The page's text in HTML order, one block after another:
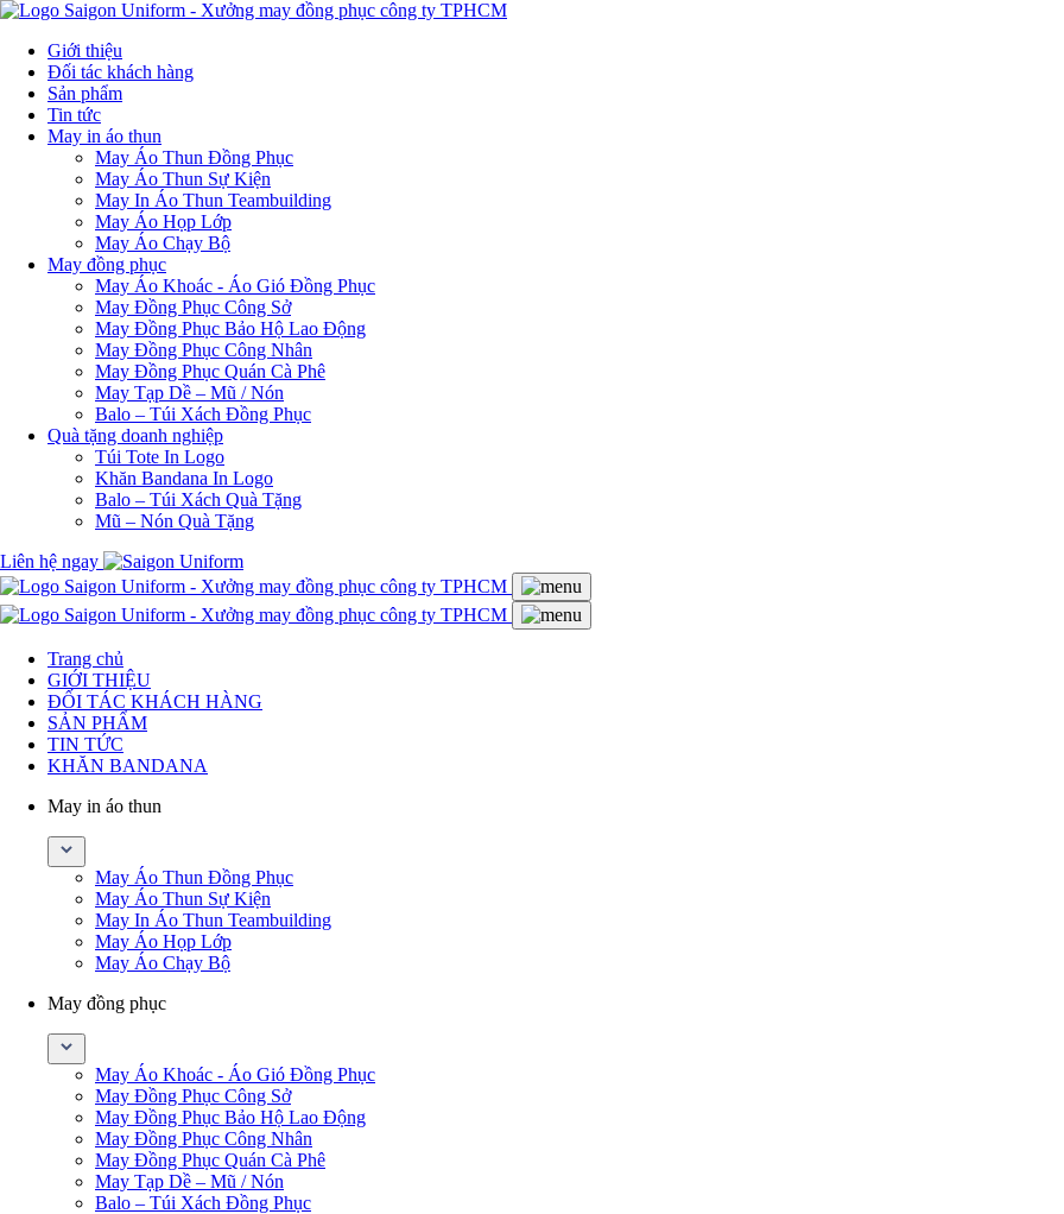
Giới thiệu
Đối tác khách hàng
Sản phẩm
Tin tức
May in áo thun
May Áo Thun Đồng Phục
May Áo Thun Sự Kiện
May In Áo Thun Teambuilding
May Áo Họp Lớp
May Áo Chạy Bộ
May đồng phục
May Áo Khoác - Áo Gió Đồng Phục
May Đồng Phục Công Sở
May Đồng Phục Bảo Hộ Lao Động
May Đồng Phục Công Nhân
May Đồng Phục Quán Cà Phê
May Tạp Dề – Mũ / Nón
Balo – Túi Xách Đồng Phục
Quà tặng doanh nghiệp
Túi Tote In Logo
Khăn Bandana In Logo
Balo – Túi Xách Quà Tặng
Mũ – Nón Quà Tặng
Liên hệ ngay
Trang chủ
GIỚI THIỆU
ĐỐI TÁC KHÁCH HÀNG
SẢN PHẨM
TIN TỨC
KHĂN BANDANA
May in áo thun
May Áo Thun Đồng Phục
May Áo Thun Sự Kiện
May In Áo Thun Teambuilding
May Áo Họp Lớp
May Áo Chạy Bộ
May đồng phục
May Áo Khoác - Áo Gió Đồng Phục
May Đồng Phục Công Sở
May Đồng Phục Bảo Hộ Lao Động
May Đồng Phục Công Nhân
May Đồng Phục Quán Cà Phê
May Tạp Dề – Mũ / Nón
Balo – Túi Xách Đồng Phục